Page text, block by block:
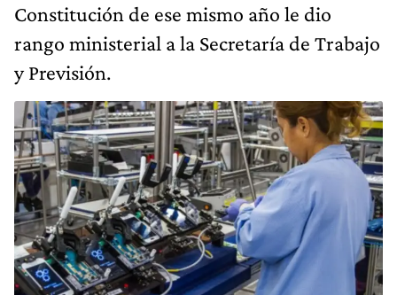
Constitución de ese mismo año le dio
rango ministerial a la Secretaría de Trabajo
y Previsión.